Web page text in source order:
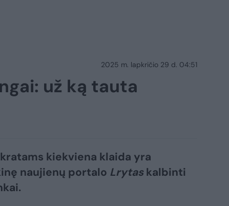
2025 m. lapkričio 29 d. 04:51
už ką tauta
kiekviena klaida yra
naujienų portalo Lrytaskalbinti